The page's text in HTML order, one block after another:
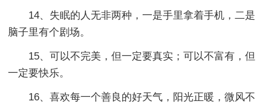
14、失眠的人无非两种，一是手里拿着手机，二是
脑子里有个剧场。
15、可以不完美，但一定要真实；可以不富有，但
一定要快乐。
16、喜欢每一个善良的好天气，阳光正暖，微风不